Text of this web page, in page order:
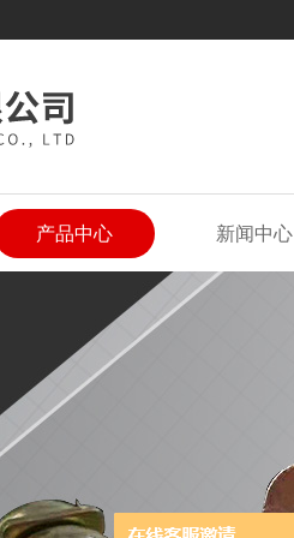
产品中心 新闻中心